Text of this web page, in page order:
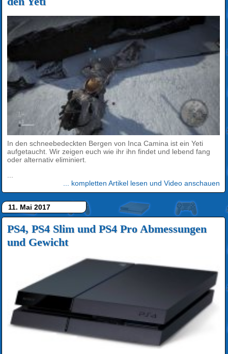
In den schneebedeckten Bergen von Inca Camina ist ein Yeti
aufgetaucht. Wir zeigen euch wie ihr ihn findet und lebend fang
oder alternativ eliminiert.
... kompletten Artikel lesen und Video anschauen
11. Mai 2017
PS4, PS4 Slim und PS4 Pro Abmessungen
und Gewicht